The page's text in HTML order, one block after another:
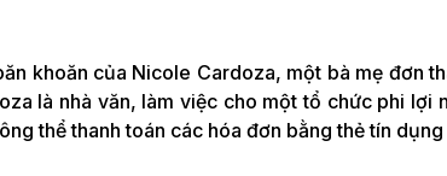
khoăn của Nicole Cardoza, một bà mẹ đơn
là nhà văn, làm việc cho một tổ chức phi lợi
thể thanh toán các hóa đơn bằng thẻ tín